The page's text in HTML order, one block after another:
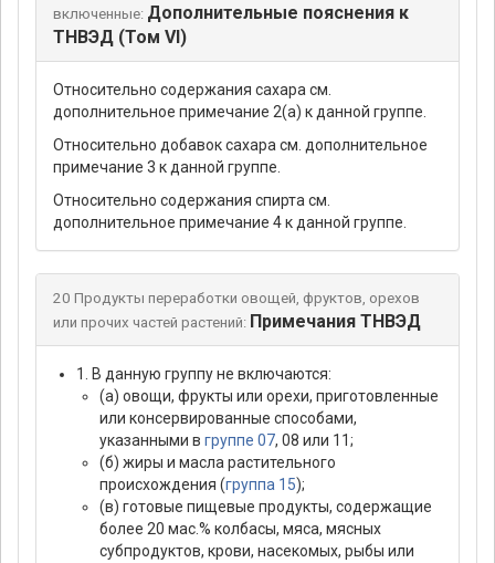
включенные: Дополнительные пояснения к
ТНВЭД (Том VI)
Относительно содержания сахара см.
дополнительное примечание 2(а) к данной группе.
Относительно добавок сахара см. дополнительное
примечание 3 к данной группе.
Относительно содержания спирта см.
дополнительное примечание 4 к данной группе.
20 Продукты переработки овощей, фруктов, орехов
или прочих частей растений: Примечания ТНВЭД
1. В данную группу не включаются:
(а) овощи, фрукты или орехи, приготовленные
или консервированные способами,
указанными в группе 07, 08 или 11;
(б) жиры и масла растительного
происхождения (группа 15);
(в) готовые пищевые продукты, содержащие
более 20 мас.% колбасы, мяса, мясных
субпродуктов, крови, насекомых, рыбы или